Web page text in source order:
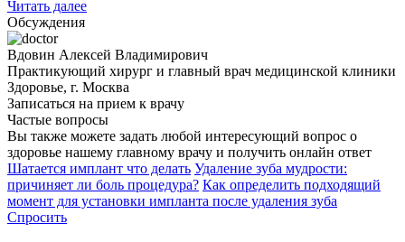
Читать далее
Обсуждения
Вдовин Алексей Владимирович
Практикующий хирург и главный врач медицинской клиники
Здоровье, г. Москва
Записаться на прием к врачу
Частые вопросы
Вы также можете задать любой интересующий вопрос о
здоровье нашему главному врачу и получить онлайн ответ
Шатается имплант что делать Удаление зуба мудрости:
причиняет ли боль процедура? Как определить подходящий
момент для установки импланта после удаления зуба
Спросить